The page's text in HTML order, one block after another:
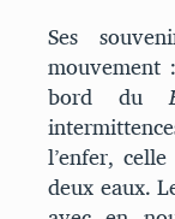
Ses
bord du
l’enfer,
deux eaux.